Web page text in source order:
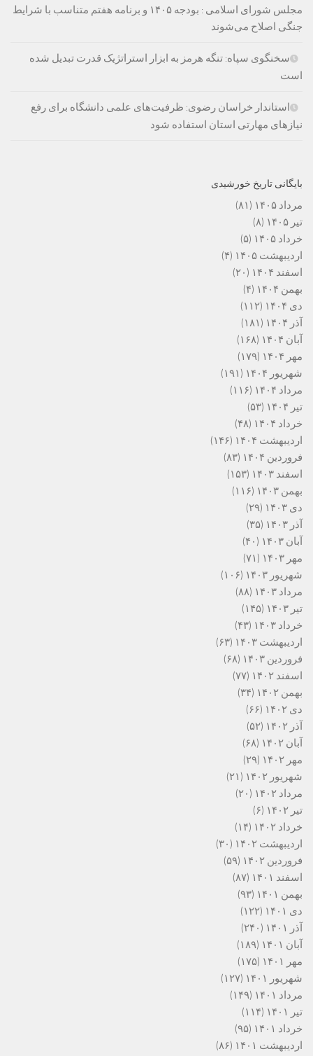
مجلس شورای اسلامی : بودجه ۱۴۰۵ و برنامه هفتم متناسب با شرایط
جنگی اصلاح می‌شوند
سخنگوی سپاه: تنگه هرمز به ابزار استراتژیک قدرت تبدیل شده
است
استاندار خراسان رضوی: ظرفیت‌های علمی دانشگاه برای رفع
نیازهای مهارتی استان استفاده شود
بایگانی تاریخ خورشیدی
مرداد ۱۴۰۵
(۸۱)
تیر ۱۴۰۵
(۸)
خرداد ۱۴۰۵
(۵)
اردیبهشت ۱۴۰۵
(۴)
اسفند ۱۴۰۴
(۲۰)
بهمن ۱۴۰۴
(۴)
دی ۱۴۰۴
(۱۱۲)
آذر ۱۴۰۴
(۱۸۱)
آبان ۱۴۰۴
(۱۶۸)
مهر ۱۴۰۴
(۱۷۹)
شهریور ۱۴۰۴
(۱۹۱)
مرداد ۱۴۰۴
(۱۱۶)
تیر ۱۴۰۴
(۵۳)
خرداد ۱۴۰۴
(۴۸)
اردیبهشت ۱۴۰۴
(۱۴۶)
فروردین ۱۴۰۴
(۸۳)
اسفند ۱۴۰۳
(۱۵۳)
بهمن ۱۴۰۳
(۱۱۶)
دی ۱۴۰۳
(۲۹)
آذر ۱۴۰۳
(۳۵)
آبان ۱۴۰۳
(۴۰)
مهر ۱۴۰۳
(۷۱)
شهریور ۱۴۰۳
(۱۰۶)
مرداد ۱۴۰۳
(۸۸)
تیر ۱۴۰۳
(۱۴۵)
خرداد ۱۴۰۳
(۴۳)
اردیبهشت ۱۴۰۳
(۶۳)
فروردین ۱۴۰۳
(۶۸)
اسفند ۱۴۰۲
(۷۷)
بهمن ۱۴۰۲
(۳۴)
دی ۱۴۰۲
(۶۶)
آذر ۱۴۰۲
(۵۲)
آبان ۱۴۰۲
(۶۸)
مهر ۱۴۰۲
(۲۹)
شهریور ۱۴۰۲
(۲۱)
مرداد ۱۴۰۲
(۲۰)
تیر ۱۴۰۲
(۶)
خرداد ۱۴۰۲
(۱۴)
اردیبهشت ۱۴۰۲
(۳۰)
فروردین ۱۴۰۲
(۵۹)
اسفند ۱۴۰۱
(۸۷)
بهمن ۱۴۰۱
(۹۳)
دی ۱۴۰۱
(۱۲۲)
آذر ۱۴۰۱
(۲۴۰)
آبان ۱۴۰۱
(۱۸۹)
مهر ۱۴۰۱
(۱۷۵)
شهریور ۱۴۰۱
(۱۲۷)
مرداد ۱۴۰۱
(۱۴۹)
تیر ۱۴۰۱
(۱۱۴)
خرداد ۱۴۰۱
(۹۵)
اردیبهشت ۱۴۰۱
(۸۶)